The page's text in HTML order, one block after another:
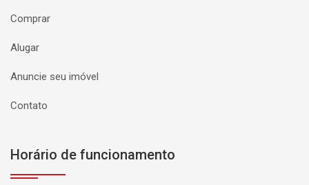
Comprar
Alugar
Anuncie seu imóvel
Contato
Horário de funcionamento